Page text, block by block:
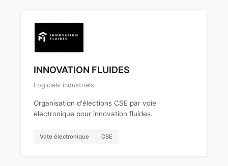
INNOVATION FLUIDES
Logiciels industriels
Organisation d'élections CSE par voie
électronique pour innovation fluides.
Vote électronique CSE